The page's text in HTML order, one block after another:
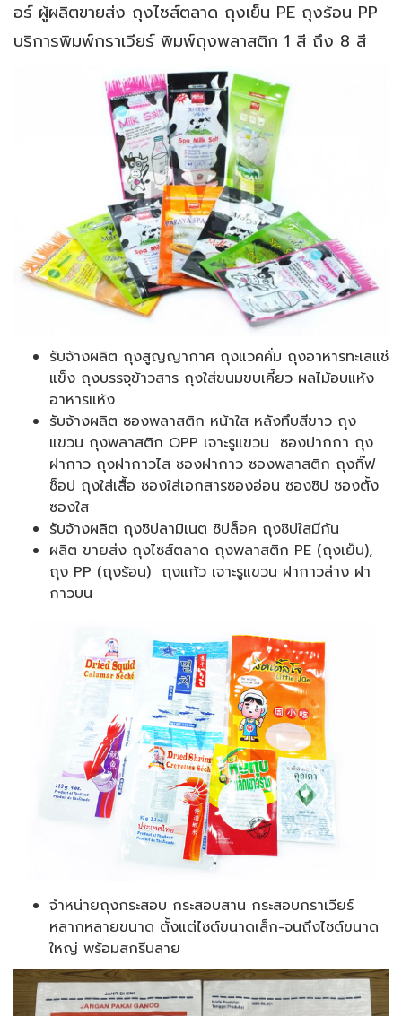
อร์ ผู้ผลิตขายส่ง ถุงไซส์ตลาด ถุงเย็น PE ถุงร้อน PP
บริการพิมพ์กราเวียร์ พิมพ์ถุงพลาสติก 1 สี ถึง 8 สี
รับจ้างผลิต ถุงสูญญากาศ ถุงแวคคั่ม ถุงอาหารทะเลแช่
แข็ง ถุงบรรจุข้าวสาร ถุงใส่ขนมขบเคี้ยว ผลไม้อบแห้ง
อาหารแห้ง
รับจ้างผลิต ซองพลาสติก หน้าใส หลังทึบสีขาว ถุง
แขวน ถุงพลาสติก OPP เจาะรูแขวน ซองปากกา ถุง
ฝากาว ถุงฝากาวไส ซองฝากาว ซองพลาสติก ถุงกิ๊ฟ
ช็อป ถุงใส่เสื้อ ซองใส่เอกสารซองอ่อน ซองซิป ซองตั้ง
ซองใส
รับจ้างผลิต ถุงซิปลามิเนต ซิปล็อค ถุงซิปใสมีก้น
ผลิต ขายส่ง ถุงไซส์ตลาด ถุงพลาสติก PE (ถุงเย็น),
ถุง PP (ถุงร้อน) ถุงแก้ว เจาะรูแขวน ฝากาวล่าง ฝา
กาวบน
จำหน่ายถุงกระสอบ กระสอบสาน กระสอบกราเวียร์
หลากหลายขนาด ตั้งแต่ไซต์ขนาดเล็ก-จนถึงไซต์ขนาด
ใหญ่ พร้อมสกรีนลาย